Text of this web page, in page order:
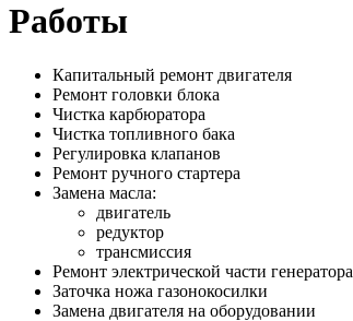
Работы
Капитальный ремонт двигателя
Ремонт головки блока
Чистка карбюратора
Чистка топливного бака
Регулировка клапанов
Ремонт ручного стартера
Замена масла:
двигатель
редуктор
трансмиссия
Ремонт электрической части генератора
Заточка ножа газонокосилки
Замена двигателя на оборудовании